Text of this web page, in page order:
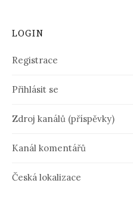
LOGIN
Registrace
Přihlásit se
Zdroj kanálů (příspěvky)
Kanál komentářů
Česká lokalizace